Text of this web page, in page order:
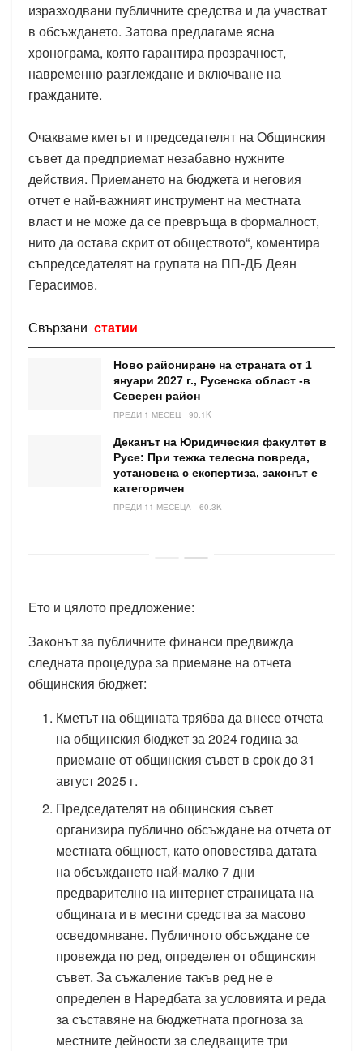
изразходвани публичните средства и да участват
в обсъждането. Затова предлагаме ясна
хронограма, която гарантира прозрачност,
навременно разглеждане и включване на
гражданите.
Очакваме кметът и председателят на Общинския
съвет да предприемат незабавно нужните
действия. Приемането на бюджета и неговия
отчет е най-важният инструмент на местната
власт и не може да се превръща в формалност,
нито да остава скрит от обществото“, коментира
съпредседателят на групата на ПП-ДБ Деян
Герасимов.
Свързани статии
Ново райониране на страната от 1
януари 2027 г., Русенска област -в
Северен район
ПРЕДИ 1 МЕСЕЦ 90.1K
Деканът на Юридическия факултет в
Русе: При тежка телесна повреда,
установена с експертиза, законът е
категоричен
ПРЕДИ 11 МЕСЕЦА 60.3K
Ето и цялото предложение:
Законът за публичните финанси предвижда
следната процедура за приемане на отчета
общинския бюджет:
Кметът на общината трябва да внесе отчета
на общинския бюджет за 2024 година за
приемане от общинския съвет в срок до 31
август 2025 г.
Председателят на общинския съвет
организира публично обсъждане на отчета от
местната общност, като оповестява датата
на обсъждането най-малко 7 дни
предварително на интернет страницата на
общината и в местни средства за масово
осведомяване. Публичното обсъждане се
провежда по ред, определен от общинския
съвет. За съжаление такъв ред не е
определен в Наредбата за условията и реда
за съставяне на бюджетната прогноза за
местните дейности за следващите три